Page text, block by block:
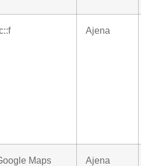
Ajena
Maps Ajena